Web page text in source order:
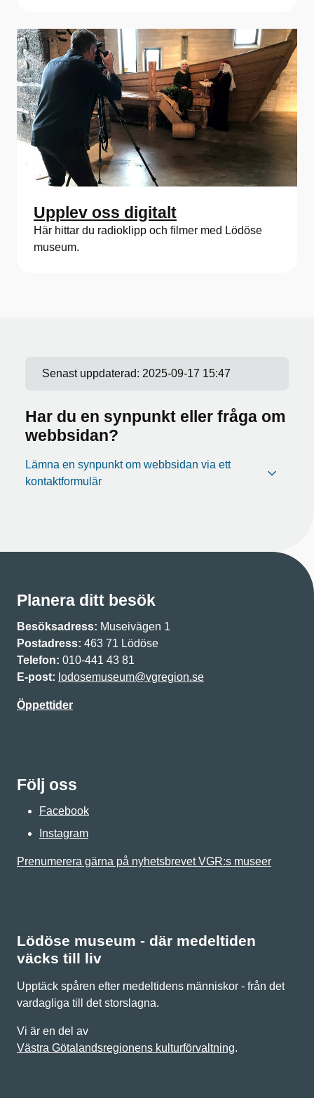
Upplev oss digitalt
Här hittar du radioklipp och filmer med Lödöse
museum.
Senast uppdaterad: 2025-09-17 15:47
Har du en synpunkt eller fråga om
webbsidan?
Lämna en synpunkt om webbsidan via ett
kontaktformulär
Planera ditt besök
Besöksadress: Museivägen 1
Postadress: 463 71 Lödöse
Telefon: 010-441 43 81
E-post: lodosemuseum@vgregion.se
Öppettider
Följ oss
Facebook
Instagram
Prenumerera gärna på nyhetsbrevet VGR:s museer
Lödöse museum - där medeltiden
väcks till liv
Upptäck spåren efter medeltidens människor - från det
vardagliga till det storslagna.
Vi är en del av
Västra Götalandsregionens kulturförvaltning.